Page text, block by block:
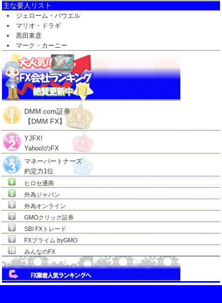
主な要人リスト
ジェローム・パウエル
マリオ・ドラギ
黒田東彦
マーク・カーニー
DMM.com証券
【DMM FX】
YJFX!
Yahoo!のFX
マネーパートナーズ
約定力1位
ヒロセ通商
外為ジャパン
外為オンライン
GMOクリック証券
SBI FXトレード
FXプライム byGMO
みんなのFX